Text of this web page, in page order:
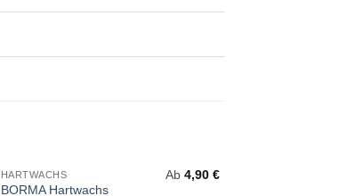
HARTWACHS
BORMA Hartwachs
Ab4,90€